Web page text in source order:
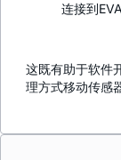
连接到
这既有助于软件
理方式移动传感